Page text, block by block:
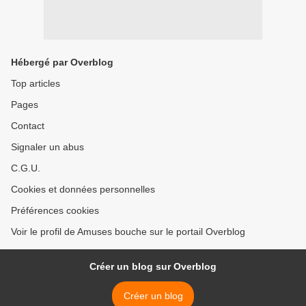
Hébergé par Overblog
Top articles
Pages
Contact
Signaler un abus
C.G.U.
Cookies et données personnelles
Préférences cookies
Voir le profil de Amuses bouche sur le portail Overblog
Créer un blog sur Overblog
Créer un blog